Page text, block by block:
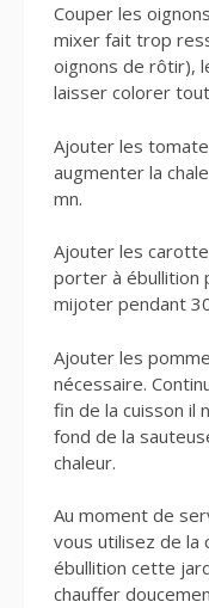
Couper les
mixer fait trop
oignons de rôtir),
laisser colorer
Ajouter les
augmenter la
mn.
Ajouter les
porter à ébullition
mijoter pendant
Ajouter les
nécessaire.
fin de la cuisson il
fond de la
chaleur.
Au moment de
vous utilisez de la
ébullition cette
chauffer